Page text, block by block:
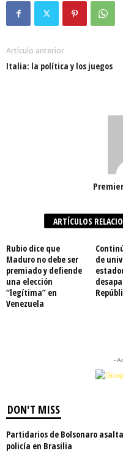
Artículo anterior
Italia: la política y los juegos
ARTÍCULOS
Rubio dice que
Maduro no debe ser
premiado y defiende
una elección
“legítima” en
Venezuela
de
-
DON'T MISS
Partidarios de Bolsonaro
policía en Brasilia